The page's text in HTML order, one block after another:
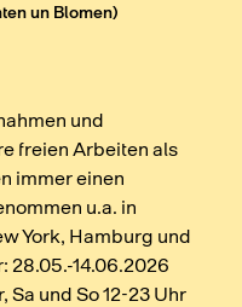
un Blomen)
und
freien Arbeiten als
immer einen
u.a. in
York, Hamburg und
28.05.-14.06.2026
und So 12-23 Uhr